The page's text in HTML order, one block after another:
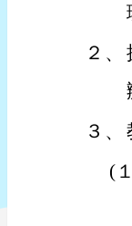
２、
３、
(